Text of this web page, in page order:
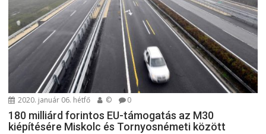
2020. január 06. hétfő © 0
180 milliárd forintos EU-támogatás az M30
kiépítésére Miskolc és Tornyosnémeti között